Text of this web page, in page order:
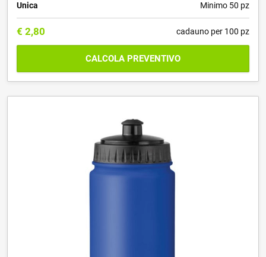
Unica Minimo 50 pz
€ 2,80 cadauno per 100 pz
CALCOLA PREVENTIVO